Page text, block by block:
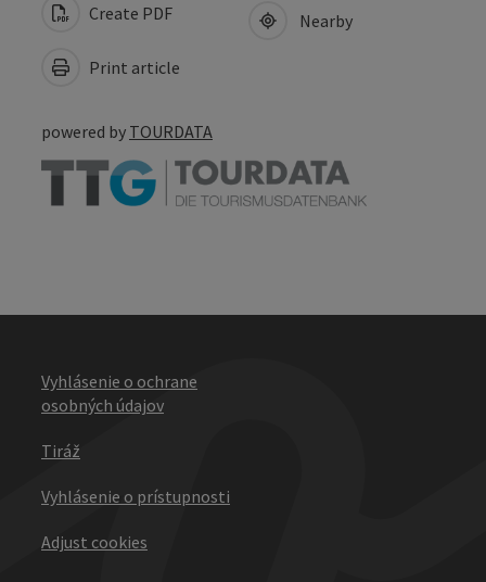
Create PDF
Print article
Nearby
powered by TOURDATA
Vyhlásenie o ochrane
osobných údajov
Tiráž
Vyhlásenie o prístupnosti
Adjust cookies